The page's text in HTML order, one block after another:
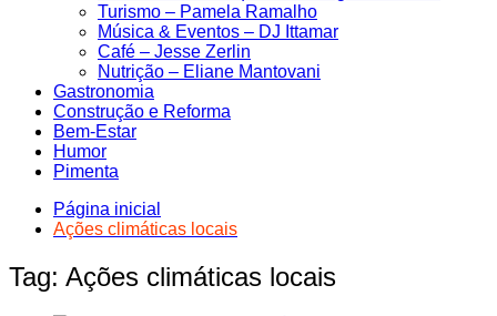
Turismo – Pamela Ramalho
Música & Eventos – DJ Ittamar
Café – Jesse Zerlin
Nutrição – Eliane Mantovani
Gastronomia
Construção e Reforma
Bem-Estar
Humor
Pimenta
Página inicial
Ações climáticas locais
Tag: Ações climáticas locais